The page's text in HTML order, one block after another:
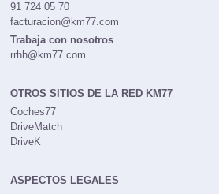
91 724 05 70
facturacion@km77.com
Trabaja con nosotros
rrhh@km77.com
OTROS SITIOS DE LA RED KM77
Coches77
DriveMatch
DriveK
ASPECTOS LEGALES